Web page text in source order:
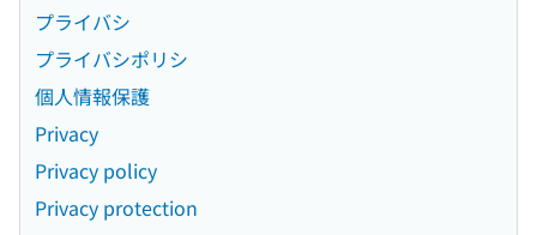
プライバシ
プライバシポリシ
個人情報保護
Privacy
Privacy policy
Privacy protection